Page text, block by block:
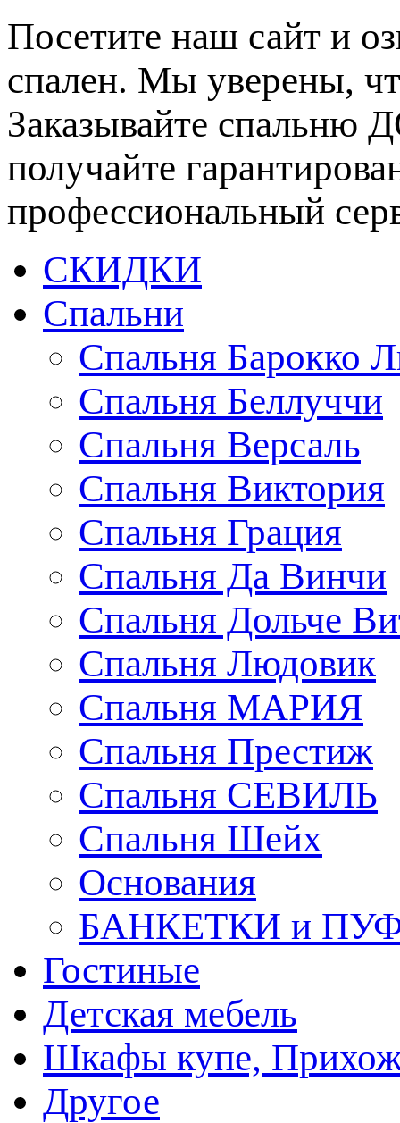
Посетите наш сайт и
спален. Мы уверены,
Заказывайте
получайте
профессиональный
СКИДКИ
Спальни
Спальня Барокко
Спальня Беллуччи
Спальня Версаль
Спальня Виктория
Спальня Грация
Спальня Да Винчи
Спальня Дольче
Спальня Людовик
Спальня МАРИЯ
Спальня Престиж
Спальня СЕВИЛЬ
Спальня Шейх
Основания
БАНКЕТКИ и
Гостиные
Детская мебель
Шкафы купе,
Другое